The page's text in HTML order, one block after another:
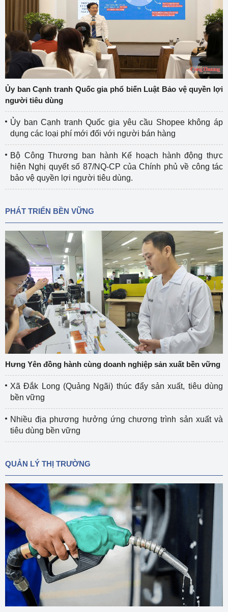
Ủy ban Cạnh tranh Quốc gia phổ biến Luật Bảo vệ quyền lợi
người tiêu dùng
Ủy ban Cạnh tranh Quốc gia yêu cầu Shopee không áp
dụng các loại phí mới đối với người bán hàng
Bộ Công Thương ban hành Kế hoạch hành động thực
hiện Nghị quyết số 87/NQ-CP của Chính phủ về công tác
bảo vệ quyền lợi người tiêu dùng.
PHÁT TRIỂN BỀN VỮNG
Hưng Yên đồng hành cùng doanh nghiệp sản xuất bền vững
Xã Đắk Long (Quảng Ngãi) thúc đẩy sản xuất, tiêu dùng
bền vững
Nhiều địa phương hưởng ứng chương trình sản xuất và
tiêu dùng bền vững
QUẢN LÝ THỊ TRƯỜNG